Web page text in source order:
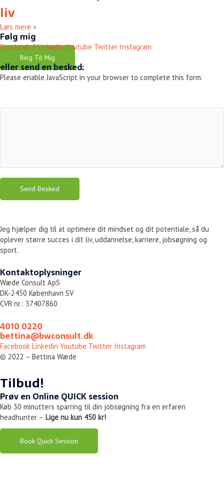
liv
Læs mere »
Følg mig
Facebook-f Linkedin Youtube Twitter Instagram
Ring Til Mig
eller send en besked:
Please enable JavaScript in your browser to complete this form.
Send Besked
Jeg hjælper dig til at optimere dit mindset og dit potentiale, så du
oplever større succes i dit liv, uddannelse, karriere, jobsøgning og
sport.
Kontaktoplysninger
Wæde Consult ApS
DK-2450 København SV
CVR nr.: 37407860
4010 0220
bettina@bwconsult.dk
Facebook Linkedin Youtube Twitter Instagram
© 2022 – Bettina Wæde
Tilbud!
Prøv en OnlineQUICK session
Køb 30 minutters sparring til din jobsøgning fra en erfaren
headhunter – Lige nu kun 450 kr!
Book Quick Session